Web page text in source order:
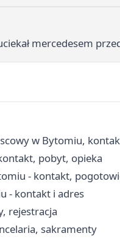
mercedesem
w Bytomiu,
pobyt, opieka
- kontakt,
- kontakt i adres
rejestracja
sakramenty